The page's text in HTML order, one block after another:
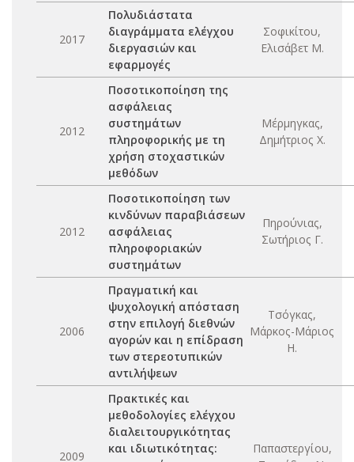
2017
Πολυδιάστατα
διαγράμματα ελέγχου
διεργασιών και
εφαρμογές
Σοφικίτου,
Ελισάβετ Μ.
2012
Ποσοτικοποίηση της
ασφάλειας
συστημάτων
πληροφορικής με τη
χρήση στοχαστικών
μεθόδων
Μέρμηγκας,
Δημήτριος Χ.
2012
Ποσοτικοποίηση των
κινδύνων παραβιάσεων
ασφάλειας
πληροφοριακών
συστημάτων
Πηρούνιας,
Σωτήριος Γ.
2006
Πραγματική και
ψυχολογική απόσταση
στην επιλογή διεθνών
αγορών και η επίδραση
των στερεοτυπικών
αντιλήψεων
Τσόγκας,
Μάρκος-Μάριος
Η.
2009
Πρακτικές και
μεθοδολογίες ελέγχου
διαλειτουργικότητας
και ιδιωτικότητας:
Παπαστεργίου,